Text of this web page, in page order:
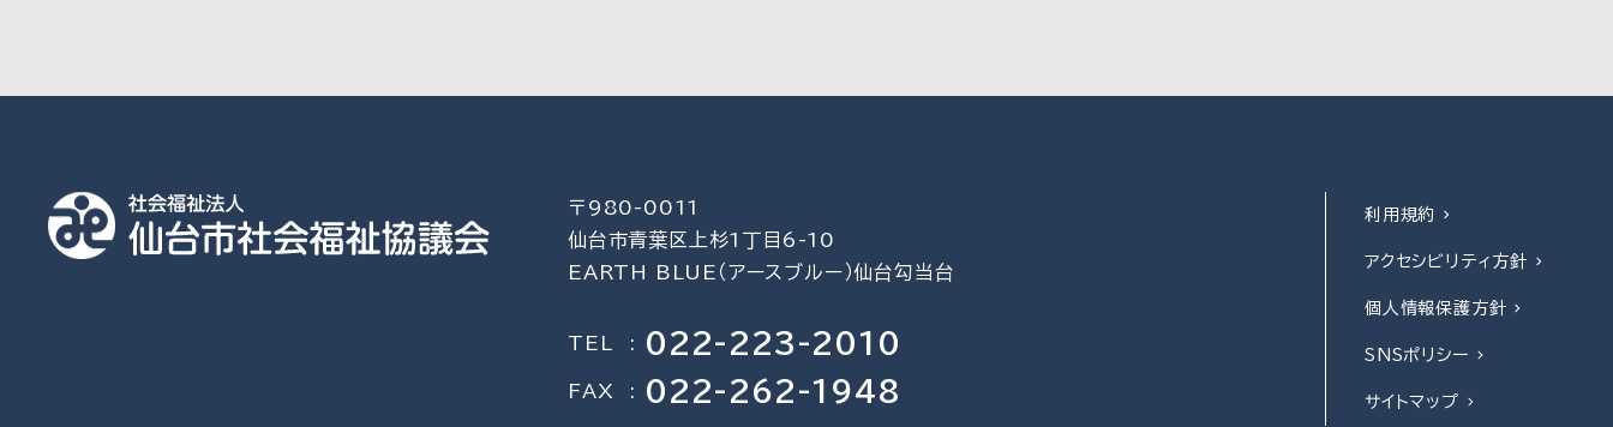
〒980-0011
仙台市青葉区上杉1丁目6-10
EARTH BLUE（アースブルー）仙台勾当台
TEL : 022-223-2010
FAX : 022-262-1948
利用規約
アクセシビリティ方針
個人情報保護方針
SNSポリシー
サイトマップ